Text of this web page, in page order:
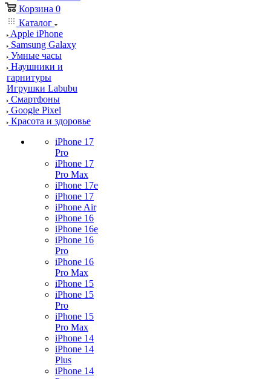
Корзина 0
Каталог
Apple iPhone
Samsung Galaxy
Умные часы
Наушники и
гарнитуры
Игрушки Labubu
Смартфоны
Google Pixel
Красота и здоровье
iPhone 17
Pro
iPhone 17
Pro Max
iPhone 17e
iPhone 17
iPhone Air
iPhone 16
iPhone 16e
iPhone 16
Pro
iPhone 16
Pro Max
iPhone 15
iPhone 15
Pro
iPhone 15
Pro Max
iPhone 14
iPhone 14
Plus
iPhone 14